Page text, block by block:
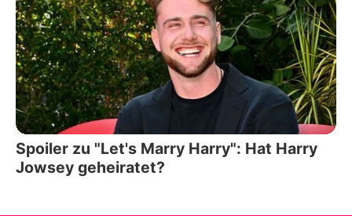
Spoiler zu "Let's Marry Harry": Hat Harry
Jowsey geheiratet?